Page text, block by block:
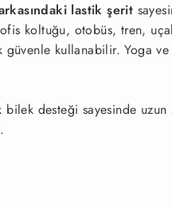
lastik şerit
koltuğu, otobüs, tren,
kullanabilir. Yoga
bilek desteği sayesinde